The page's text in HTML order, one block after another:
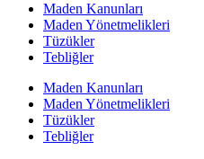
Maden Kanunları
Maden Yönetmelikleri
Tüzükler
Tebliğler
Maden Kanunları
Maden Yönetmelikleri
Tüzükler
Tebliğler